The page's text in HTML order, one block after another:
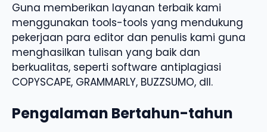
Guna memberikan layanan terbaik kami
menggunakan tools-tools yang mendukung
pekerjaan para editor dan penulis kami guna
menghasilkan tulisan yang baik dan
berkualitas, seperti software antiplagiasi
COPYSCAPE, GRAMMARLY, BUZZSUMO, dll.
Pengalaman Bertahun-tahun